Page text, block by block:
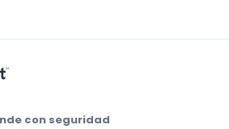
con seguridad